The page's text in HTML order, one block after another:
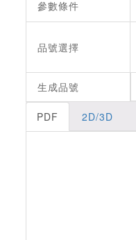
參數條件
品號選擇
生成品號
PDF 2D/3D